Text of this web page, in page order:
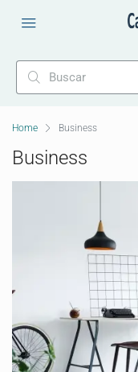
Home Business
Business